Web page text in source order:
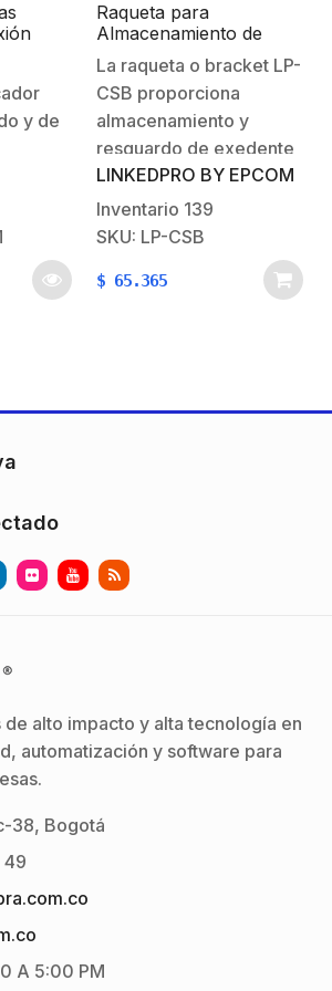
/
LED
y de
de
IP64
de
0.5
Raqueta para
Almacenamiento de
Cable para Poste de
300 a 600 mm
La raqueta o bracket LP-
CSB proporciona
almacenamiento y
resguardo de exedente
de cable de fibra optica
el cual es ajustable y se
puede instalar de forma
LINKEDPRO BY EPCOM
Inventario 139
SKU: LP-CSB
$ 65.365
alto impacto y alta tecnología en
automatización y software para
38, Bogotá
49
A 5:00 PM